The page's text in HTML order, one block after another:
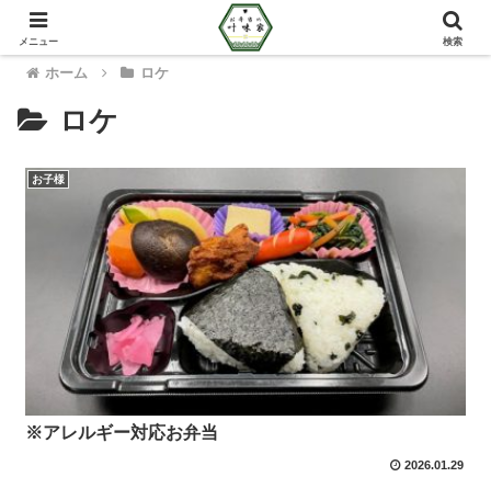
ホーム ロケ
ロケ
お子様
※アレルギー対応お弁当
2026.01.29
メニュー 検索